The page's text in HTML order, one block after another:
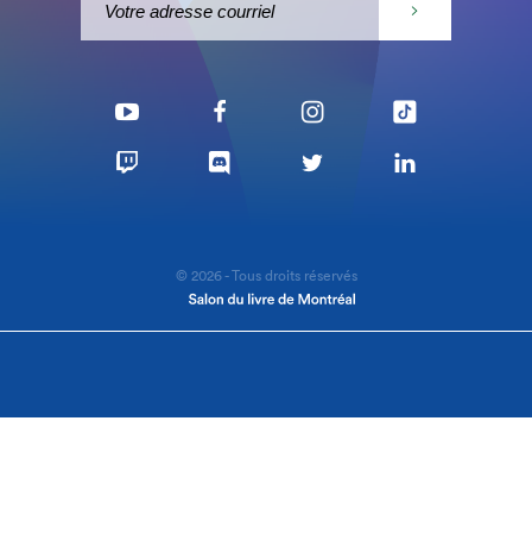
© 2026 - Tous droits réservés